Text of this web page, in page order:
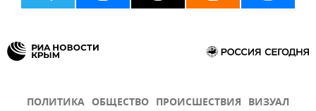
ПОЛИТИКА ОБЩЕСТВО ПРОИСШЕСТВИЯ ВИЗУАЛ